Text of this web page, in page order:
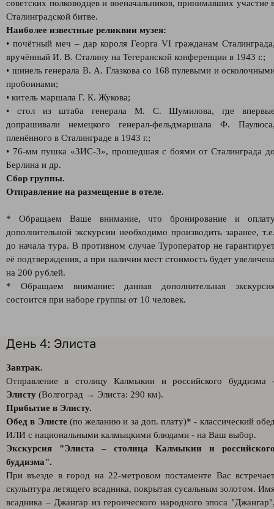
советских полководцев и военачальников, принимавших участие
Сталинградской битве.
Наиболее известные реликвии музея:
• почётный меч – дар короля Георга VI гражданам
вручённый И. В. Сталину на Тегеранской конференции в 1943 г.;
• шинель генерала В. А. Глазкова со 168 пулевыми и
пробоинами;
• китель маршала Г. К. Жукова;
• стол из штаба генерала М. С. Шумилова, где
допрашивали немецкого генерал-фельдмаршала Ф.
пленённого в Сталинграде в 1943 г.;
• 76-мм пушка «ЗИС-3», прошедшая с боями от Сталинграда
Берлина и др.
Сбор группы.
Отправление на размещение в отеле.
* Обращаем Ваше внимание, что бронирование и
дополнительной экскурсии необходимо производить заранее,
до начала тура. В противном случае Туроператор не
её подтверждения, а при наличии мест стоимость будет
на 200 рублей.
* Обращаем внимание: данная дополнительная
состоится при наборе группы от 10 человек.
День 4: Элиста
Завтрак.
Отправление в столицу Калмыкии и российского буддизма
Элисту (Волгоград → Элиста: 290 км).
Прибытие в Элисту.
Обед в Элисте (по желанию и за доп. плату)* - классический
ИЛИ с национальными калмыцкими блюдами - на Ваш выбор.
Экскурсия "Элиста – столица Калмыкии и
буддизма".
При въезде в город на 22-метровом постаменте Вас
скульптура летящего всадника, покрытая сусальным золотом.
всадника – Джангар из героического народного эпоса